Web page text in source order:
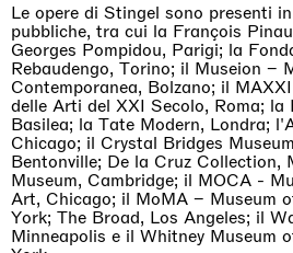
Le opere di Stingel sono presenti
pubbliche, tra cui la François
Georges Pompidou, Parigi; la
Rebaudengo, Torino; il Museion –
Contemporanea, Bolzano; il
delle Arti del XXI Secolo, Roma; la
Basilea; la Tate Modern, Londra;
Chicago; il Crystal Bridges
Bentonville; De la Cruz Collection,
Museum, Cambridge; il MOCA -
Art, Chicago; il MoMA – Museum
York; The Broad, Los Angeles; il
Minneapolis e il Whitney Museum